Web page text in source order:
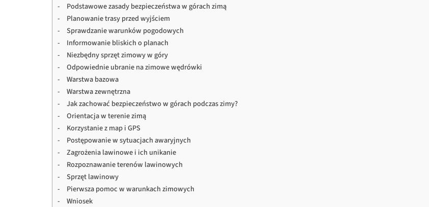
Podstawowe zasady bezpieczeństwa w górach zimą
Planowanie trasy przed wyjściem
Sprawdzanie warunków pogodowych
Informowanie bliskich o planach
Niezbędny sprzęt zimowy w góry
Odpowiednie ubranie na zimowe wędrówki
Warstwa bazowa
Warstwa zewnętrzna
Jak zachować bezpieczeństwo w górach podczas zimy?
Orientacja w terenie zimą
Korzystanie z map i GPS
Postępowanie w sytuacjach awaryjnych
Zagrożenia lawinowe i ich unikanie
Rozpoznawanie terenów lawinowych
Sprzęt lawinowy
Pierwsza pomoc w warunkach zimowych
Wniosek